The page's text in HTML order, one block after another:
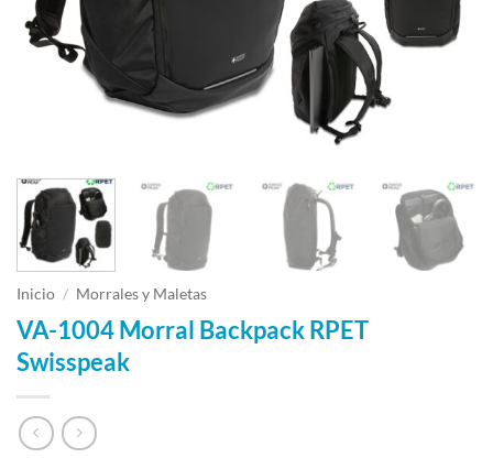
Inicio / Morrales y Maletas
VA-1004 Morral Backpack RPET
Swisspeak